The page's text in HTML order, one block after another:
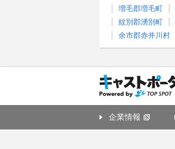
増毛郡増毛町
紋別郡湧別町
余市郡赤井川村
企業情報